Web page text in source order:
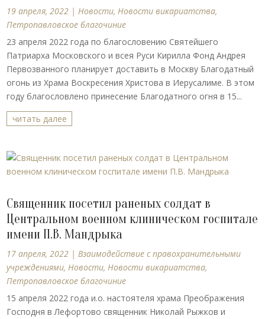
19 апреля, 2022 |Новости,Новости викариатства,
Петропавловское благочиние
23 апреля 2022 года по благословению Святейшего
Патриарха Московского и всея Руси Кирилла Фонд Андрея
Первозванного планирует доставить в Москву Благодатный
огонь из Храма Воскресения Христова в Иерусалиме. В этом
году благословлено принесение Благодатного огня в 15...
читать далее
Священник посетил раненых солдат в
Центральном военном клиническом госпитале
имени П.В. Мандрыка
17 апреля, 2022 |Взаимодействие с правохранительными
учреждениями,Новости,Новости викариатства,
Петропавловское благочиние
15 апреля 2022 года и.о. настоятеля храма Преображения
Господня в Лефортово священник Николай Рыжков и